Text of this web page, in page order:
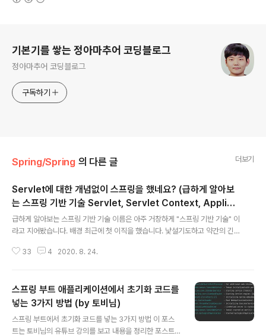
기본기를 쌓는 정아마추어 코딩블로그
정아마추어 코딩블로그
구독하기
Spring/Spring 의 다른 글 더보기
Servlet에 대한 개념없이 스프링을 했네요? (급하게 알아보
는 스프링 기반 기술 Servlet, Servlet Context, Applica
tion Context, ...)
급하게 알아보는 스프링 기반 기술 이름은 아주 거창하게 "스프링 기반 기술" 이
라고 지어봤습니다. 배경 최근에 첫 이직을 했습니다. 낯설기도하고 약간의 긴
사 프로젝트(소스 코드)를 좀 보려고하니, 스프링(Spring)이었습니다. 스프링
derListener, ... 다양한 ~Context의 향연이 펼쳐지며 아차 싶었습니다. 스프
링부트에서도 자바 소스(Java Config)로 설정을 했었지만 Servlet으로 자바
소스 설정을 하니까 기본기(..
33 4 2020. 8. 24.
스프링 부트 애플리케이션에서 초기화 코드를
넣는 3가지 방법 (by 토비님)
스프링 부트에서 초기화 코드를 넣는 3가지 방법 이 포스
트는 토비님의 유튜브 강의를 보고 내용을 정리한 포스트